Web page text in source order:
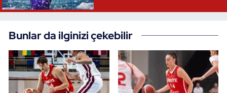
Bunlar da ilginizi çekebilir
Vücut Geliştirme Fitness
Wushu Kungfu
Yelken
Yüzme